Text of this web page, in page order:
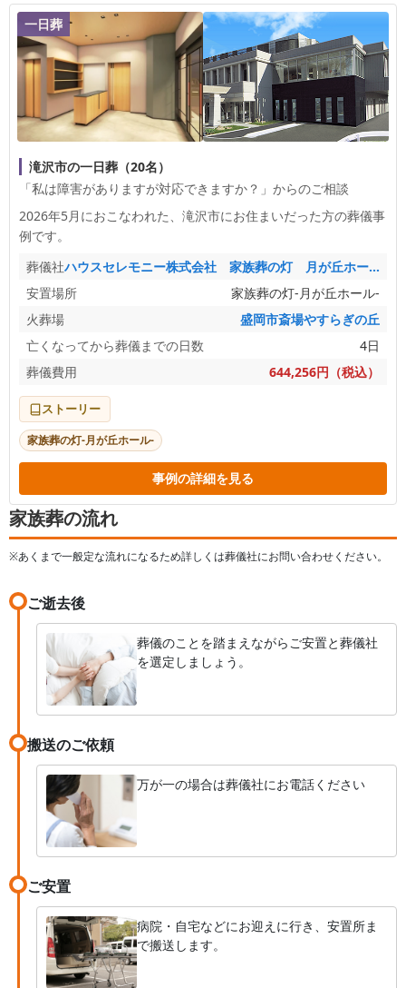
を通じてお願いしやすかった。26～27台の花も、バラ
ンス良く並べて頂き、見栄えが良かった。
エンバーミングの提案を頂き、安置日数が長くなった
ので、生前の姿に近い状態で過ごせて良かった。
一日葬
滝沢市の一日葬（20名）
「私は障害がありますが対応できますか？」からのご相談
2026年5月におこなわれた、 滝沢市にお住まいだった方の葬儀事
例です。
葬儀社
ハウスセレモニー株式会社 家族葬の灯 月が丘ホール
安置場所
家族葬の灯‐月が丘ホール‐
火葬場
盛岡市斎場やすらぎの丘
亡くなってから葬儀までの日数
4日
葬儀費用
644,256円（税込）
ストーリー
家族葬の灯‐月が丘ホール‐
事例の詳細を見る
家族葬の流れ
※あくまで一般定な流れになるため詳しくは葬儀社にお問い合わせください。
ご逝去後
葬儀のことを踏まえながらご安置と葬儀社
を選定しましょう。
搬送のご依頼
万が一の場合は葬儀社にお電話ください
ご安置
病院・自宅などにお迎えに行き、安置所ま
で搬送します。